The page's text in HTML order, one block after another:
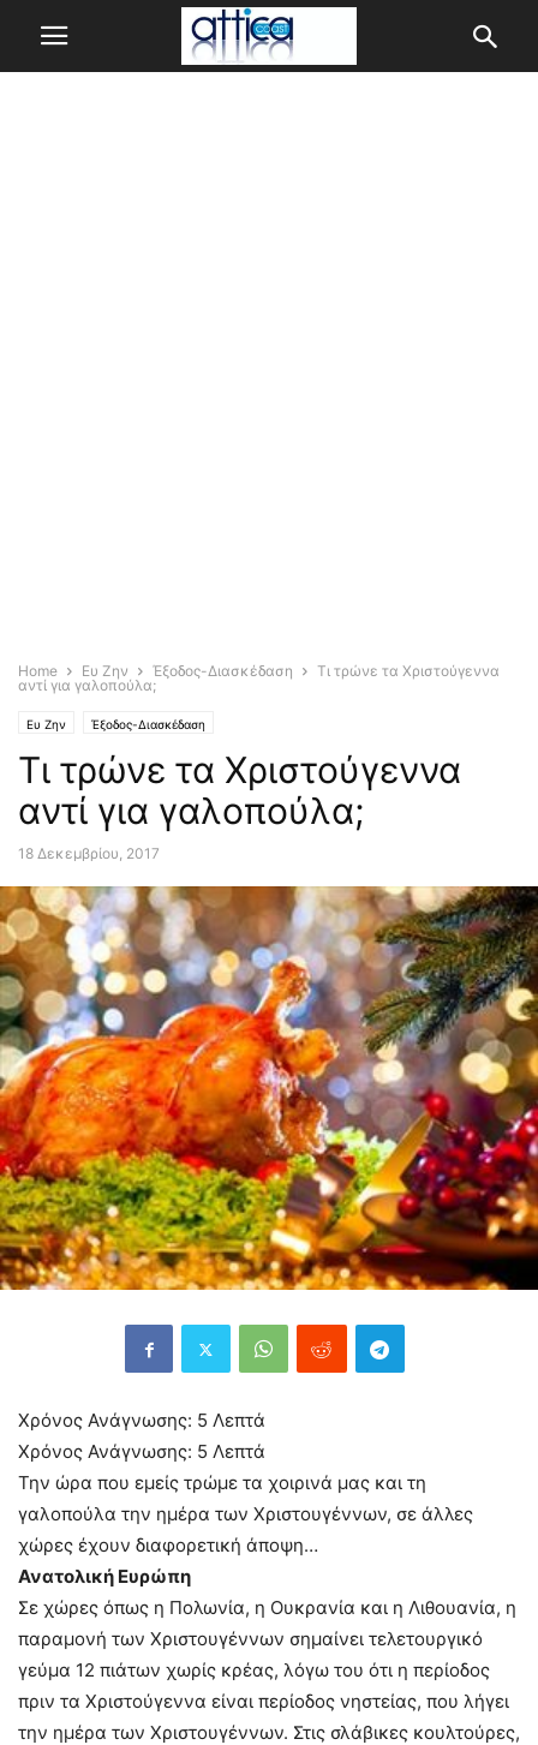
Home Ευ Ζην Έξοδος-Διασκέδαση
Τι τρώνε τα Χριστούγεννα
αντί για γαλοπούλα;
Ευ Ζην Έξοδος-Διασκέδαση
Τι τρώνε τα Χριστούγεννα
αντί για γαλοπούλα;
18 Δεκεμβρίου, 2017
Χρόνος Ανάγνωσης: 5 Λεπτά
Χρόνος Ανάγνωσης: 5 Λεπτά
Την ώρα που εμείς τρώμε τα χοιρινά μας και τη
γαλοπούλα την ημέρα των Χριστουγέννων, σε άλλες
χώρες έχουν διαφορετική άποψη…
Ανατολική Ευρώπη
Σε χώρες όπως η Πολωνία, η Ουκρανία και η Λιθουανία, η
παραμονή των Χριστουγέννων σημαίνει τελετουργικό
γεύμα 12 πιάτων χωρίς κρέας, λόγω του ότι η περίοδος
πριν τα Χριστούγεννα είναι περίοδος νηστείας, που λήγει
την ημέρα των Χριστουγέννων. Στις σλάβικες κουλτούρες,